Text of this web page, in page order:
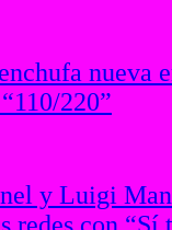
nueva
220”
y Luigi
redes con “Sí